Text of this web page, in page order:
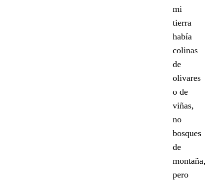
mi
tierra
había
colinas
de
olivares
o de
viñas,
no
bosques
de
montaña,
pero